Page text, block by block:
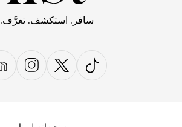
سافر. استكشف. تعرَّف.